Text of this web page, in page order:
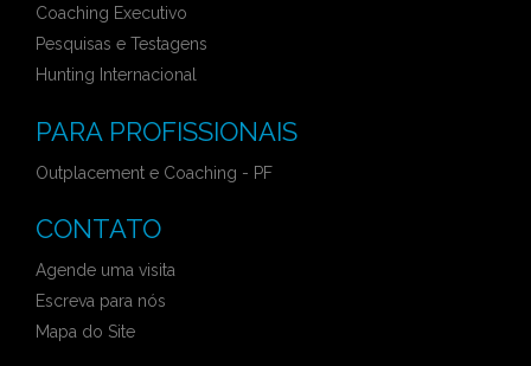
Coaching Executivo
Pesquisas e Testagens
Hunting Internacional
PARA PROFISSIONAIS
Outplacement e Coaching - PF
CONTATO
Agende uma visita
Escreva para nós
Mapa do Site